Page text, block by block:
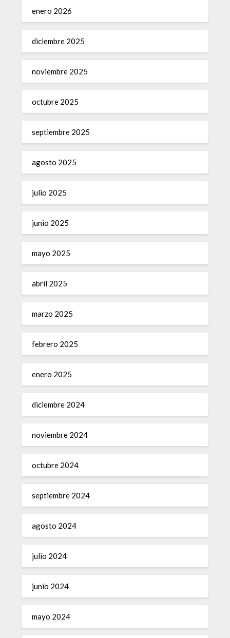
enero 2026
diciembre 2025
noviembre 2025
octubre 2025
septiembre 2025
agosto 2025
julio 2025
junio 2025
mayo 2025
abril 2025
marzo 2025
febrero 2025
enero 2025
diciembre 2024
noviembre 2024
octubre 2024
septiembre 2024
agosto 2024
julio 2024
junio 2024
mayo 2024